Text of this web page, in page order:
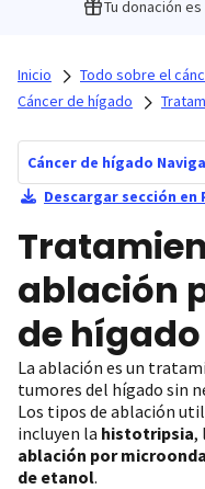
Tu donación
Inicio Todo sobre el
Cáncer de hígado
Cáncer de hígado
Descargar sección en
ablación
de hígado
La ablación es un
tumores del hígado sin
Los tipos de ablación
incluyen la histotripsia,
ablación por
de etanol.